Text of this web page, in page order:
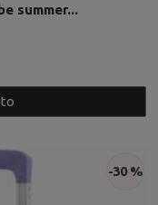
summer...
-30 %